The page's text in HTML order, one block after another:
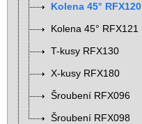
Kolena 45° RFX120
Kolena 45° RFX121
T-kusy RFX130
X-kusy RFX180
Šroubení RFX096
Šroubení RFX098